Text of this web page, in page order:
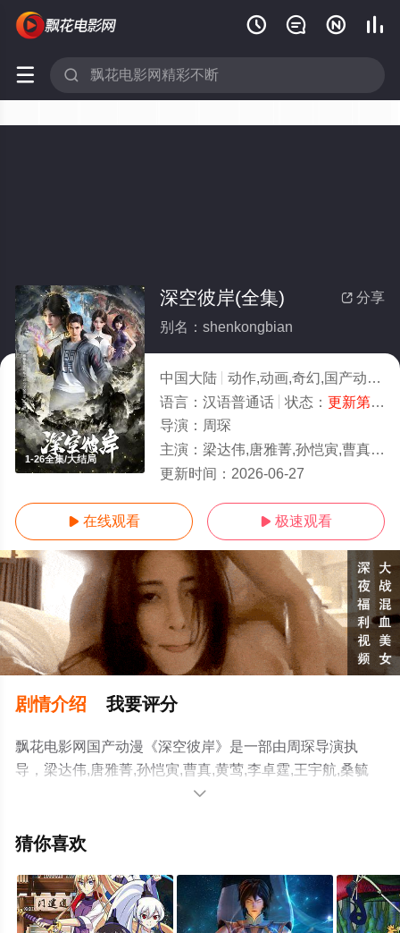
   
 
1-26全集/大结局
 分享
深空彼岸(全集)
别名：shenkongbian
中国大陆 动作,动画,奇幻,国产动漫
语言： 汉语普通话 状态： 更新第26集
导演： 周琛
主演： 梁达伟,唐雅菁,孙恺寅,曹真,黄莺,李卓霆,王宇航,桑毓泽,
更新时间： 2026-06-27
 在线观看  极速观看
剧情介绍 我要评分
飘花电影网国产动漫《深空彼岸》是一部由周琛导演执
导，梁达伟,唐雅菁,孙恺寅,曹真,黄莺,李卓霆,王宇航,桑毓
泽,伍凯立,林子渝,杨博宇,李程远,苗子,潘丹妮,杜晴晴,黄蓉,
局剧情已揭晓（1-26全集），手机免费观看高清未删减完
动漫、电视猫或剧情网等平台了解。

猜你喜欢